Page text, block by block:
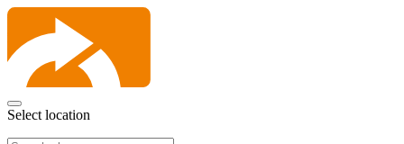
Select location